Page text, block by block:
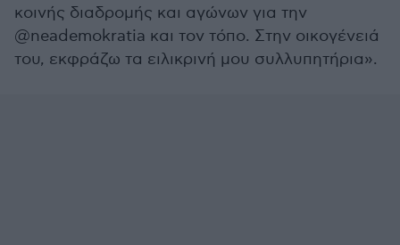
κοινής διαδρομής και αγώνων για την
@neademokratia και τον τόπο. Στην οικογένειά
του, εκφράζω τα ειλικρινή μου συλλυπητήρια».